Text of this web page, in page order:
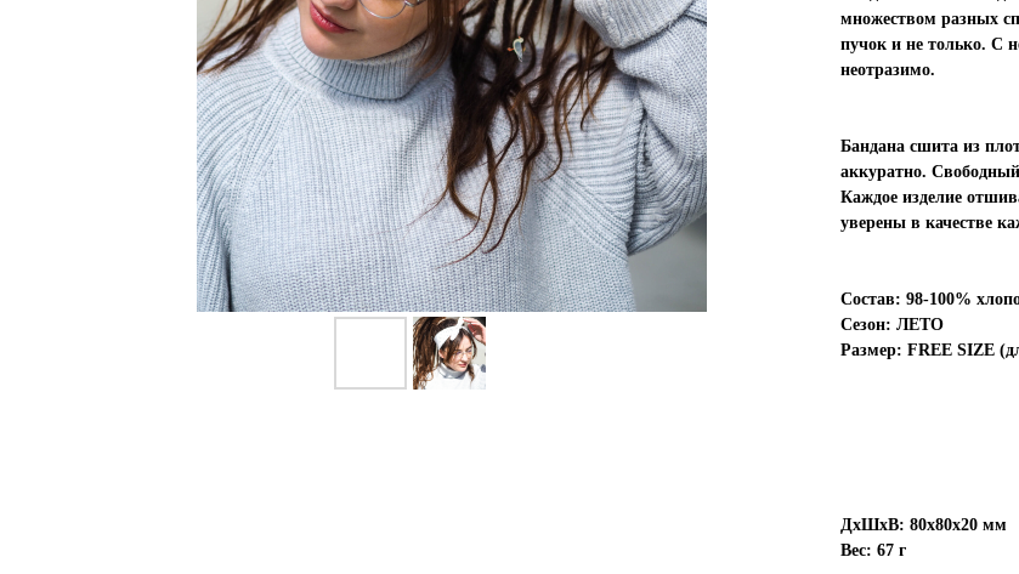
множеством разных
пучок и не только. С
неотразимо.
Бандана сшита из
аккуратно.
Каждое изделие
уверены в качестве
Состав: 98-100%
Сезон: ЛЕТО
Размер: FREE SIZE
ДxШxВ: 80x80x20 мм
Вес: 67 г